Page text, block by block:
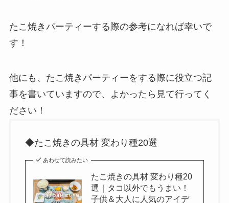
たこ焼きパーティーする際の参考になれば幸いで
す！
他にも、たこ焼きパーティーをする際に役立つ記
事を書いていますので、よかったら見て行ってく
ださい！
◆たこ焼きの具材 変わり種20選
あわせて読みたい
たこ焼きの具材 変わり種20
選｜タコ以外でもうまい！
子供＆大人に人気のアイデ